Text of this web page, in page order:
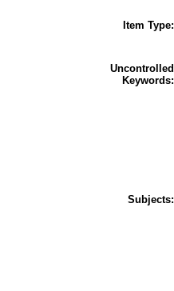
Item Type:
Uncontrolled
Keywords:
Subjects: